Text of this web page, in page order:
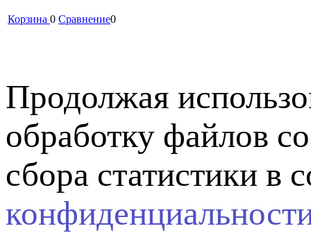
Корзина 0 Сравнение0
Продолжая
обработку файлов
сбора статистики в